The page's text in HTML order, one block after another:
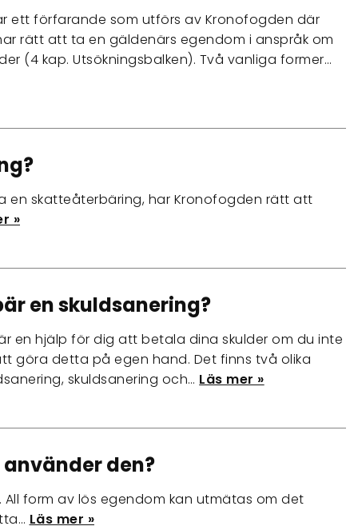
ett förfarande som utförs av Kronofogden där
rätt att ta en gäldenärs egendom i anspråk om
(4 kap. Utsökningsbalken). Två vanliga former…
en skatteåterbäring, har Kronofogden rätt att
»
en skuldsanering?
en hjälp för dig att betala dina skulder om du inte
göra detta på egen hand. Det finns två olika
skuldsanering och… Läs mer »
den?
form av lös egendom kan utmätas om det
Läs mer »